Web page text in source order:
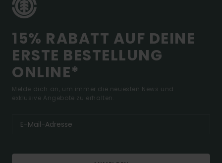
15% RABATT AUF DEINE
ERSTE BESTELLUNG
ONLINE*
Melde dich an, um immer die neuesten News und
exklusive Angebote zu erhalten.